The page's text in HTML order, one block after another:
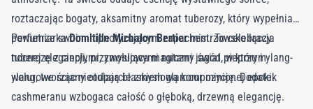
roztaczając bogaty, aksamitny aromat tuberozy, który wypełnia
powietrze swoim hipnotyzującym zapachem. To celebracja
nocnej elegancji, przywołująca magiczny świat, w którym
welurowe ściany otulają blaskiem glamour minionej epoki.
PerfumiarkaDomitille Michalon Bertiermistrzowsko łączy
tuberozę z ciepłymi, zmysłowymi nutami jagód pieprzu i ylang-
ylang, tworząc nieodparcie zmysłową kompozycję. Dodatek
cashmeranu wzbogaca całość o głęboką, drzewną elegancję.